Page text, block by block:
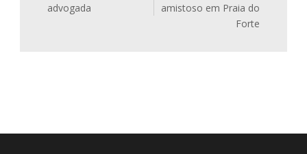
advogada
amistoso em Praia do
Forte